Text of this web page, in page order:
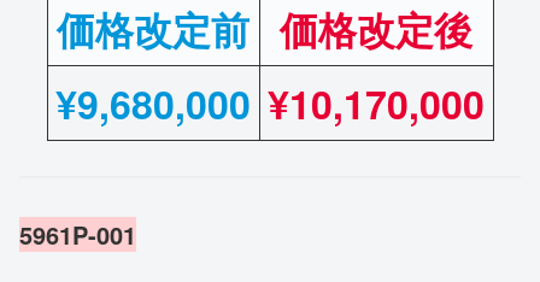
価格改定前 価格改定後
¥9,680,000 ¥10,170,000
5961P-001